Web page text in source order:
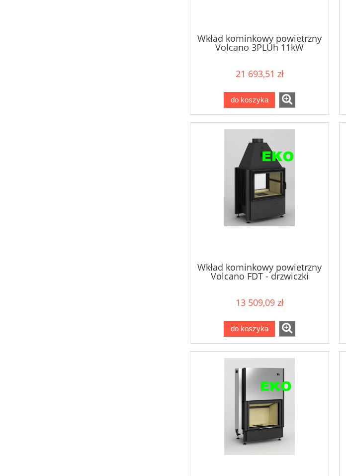
Wkład kominkowy powietrzny
Volcano 3PLUh 11kW
21 693,51 zł
do koszyka
Wkład kominkowy powietrzny
Volcano FDT - drzwiczki
13 509,09 zł
do koszyka